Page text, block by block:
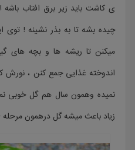
ی کاشت باید زیر برق افتاب باشه
چیده بشه تا به بذر نشینه ! توی
میکنن تا ریشه ها و بچه های
اندوخته غذایی جمع کنن ،
نمیده وهمون سال هم گل خوبی
زیاد باعث میشه گل درهمون